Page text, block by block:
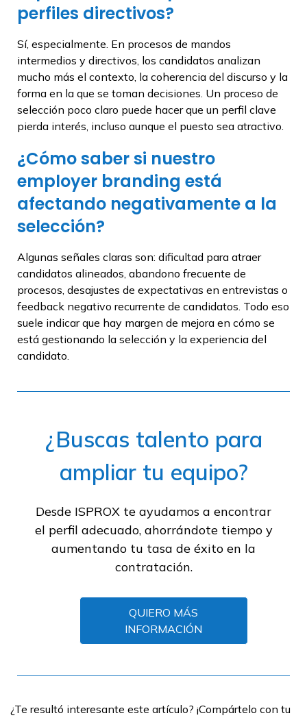
perfiles directivos?
Sí, especialmente. En procesos de mandos
intermedios y directivos, los candidatos analizan
mucho más el contexto, la coherencia del discurso y la
forma en la que se toman decisiones. Un proceso de
selección poco claro puede hacer que un perfil clave
pierda interés, incluso aunque el puesto sea atractivo.
¿Cómo saber si nuestro
employer branding está
afectando negativamente a la
selección?
Algunas señales claras son: dificultad para atraer
candidatos alineados, abandono frecuente de
procesos, desajustes de expectativas en entrevistas o
feedback negativo recurrente de candidatos. Todo eso
suele indicar que hay margen de mejora en cómo se
está gestionando la selección y la experiencia del
candidato.
¿Buscas talento para
ampliar tu equipo?
Desde ISPROX te ayudamos a encontrar
el perfil adecuado, ahorrándote tiempo y
aumentando tu tasa de éxito en la
contratación.
QUIERO MÁS
INFORMACIÓN
¿Te resultó interesante este artículo? ¡Compártelo con tu